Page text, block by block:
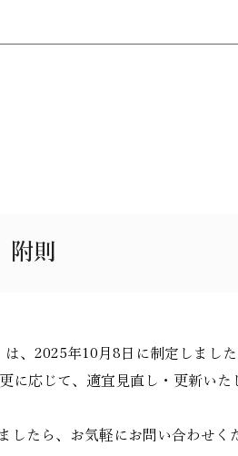
の閲覧効率を向上するため、クッ
の利用を拒否することができま
附則
、2025年10月8日に制定しました
に応じて、適宜見直し・更新いた
したら、お気軽にお問い合わせく